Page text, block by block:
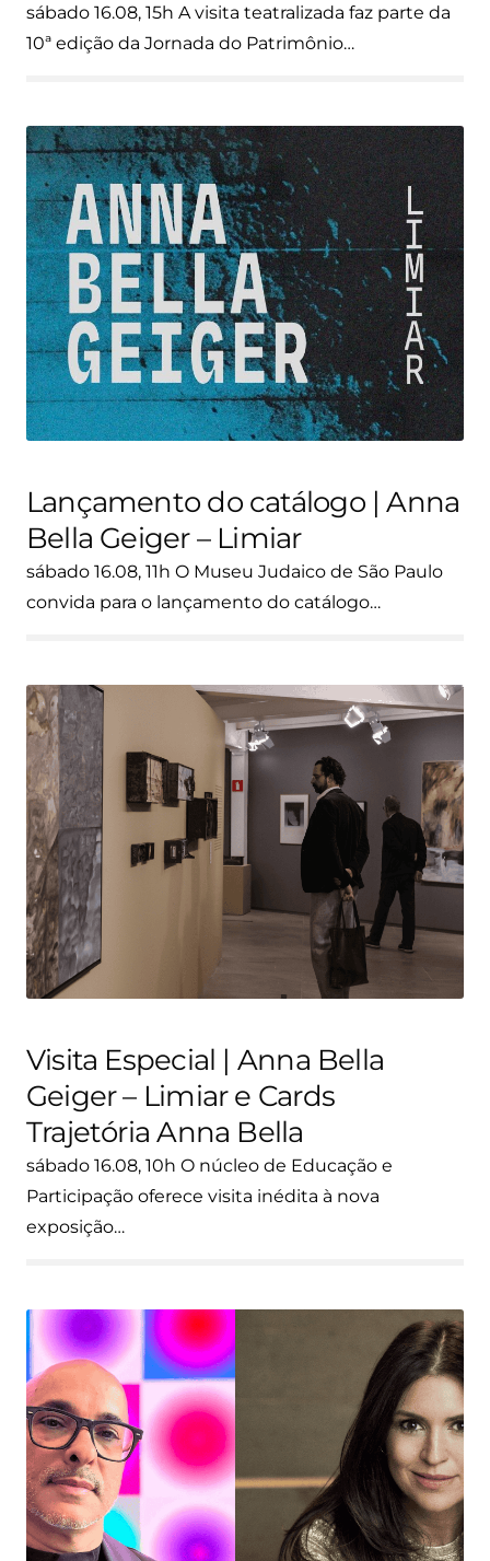
sábado 16.08, 15h A visita teatralizada faz parte da
10ª edição da Jornada do Patrimônio…
Lançamento do catálogo | Anna
Bella Geiger – Limiar
sábado 16.08, 11h O Museu Judaico de São Paulo
convida para o lançamento do catálogo…
Visita Especial | Anna Bella
Geiger – Limiar e Cards
Trajetória Anna Bella
sábado 16.08, 10h O núcleo de Educação e
Participação oferece visita inédita à nova
exposição…